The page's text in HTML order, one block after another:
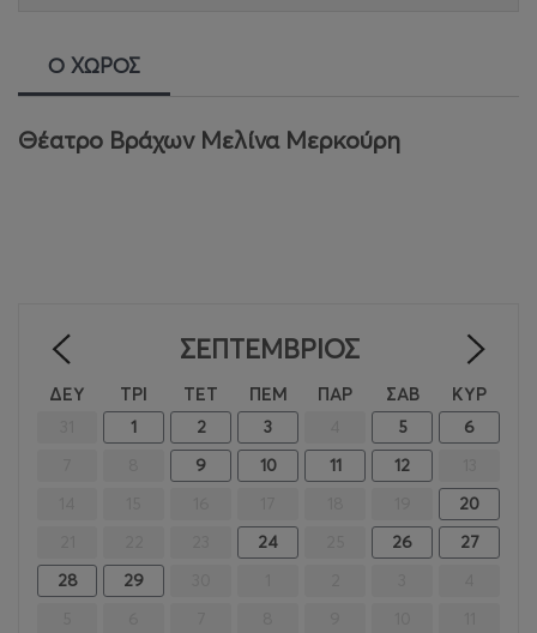
Ο ΧΩΡΟΣ
Θέατρο Βράχων Μελίνα Μερκούρη
ΣΕΠΤΈΜΒΡΙΟΣ
ΔΕΥ ΤΡΙ ΤΕΤ ΠΕΜ ΠΑΡ ΣΑΒ ΚΥΡ
1 2 3 5
6
9 10 11 12
20
24 26
27
28
29